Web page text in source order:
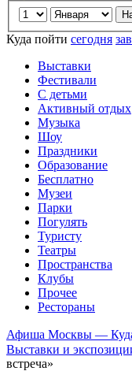
Куда пойти сегодня
Выставки
Фестивали
С детьми
Активный отдых
Музыка
Шоу
Праздники
Образование
Бесплатно
Музеи
Парки
Погулять
Туристу
Театры
Пространства
Клубы
Прочее
Рестораны
Афиша Москвы —
Выставки и
встреча»